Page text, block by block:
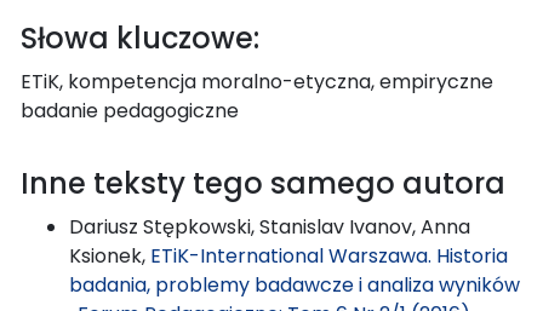
Słowa kluczowe:
ETiK, kompetencja moralno-etyczna, empiryczne
badanie pedagogiczne
Inne teksty tego samego autora
Dariusz Stępkowski, Stanislav Ivanov, Anna
Ksionek, ETiK-International Warszawa. Historia
badania, problemy badawcze i analiza wyników